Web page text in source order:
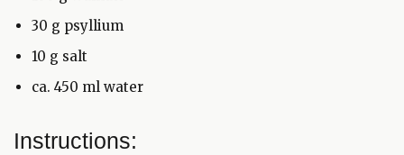
30 g psyllium
10 g salt
ca. 450 ml water
Instructions: